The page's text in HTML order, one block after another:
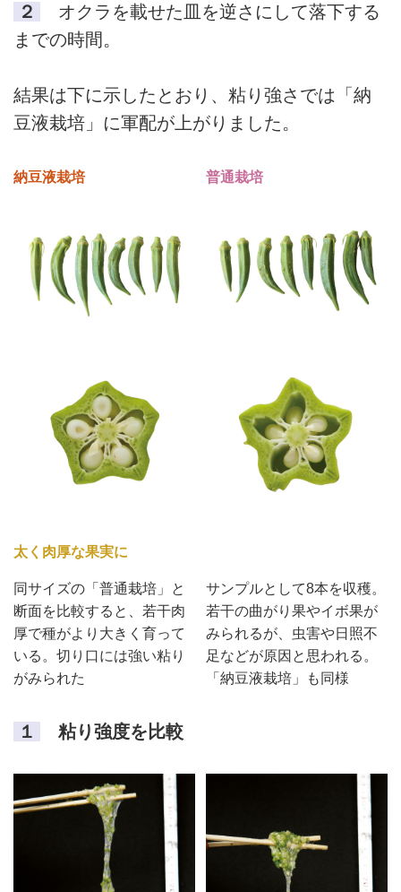
２
オクラを載せた皿を逆さにして落下する
までの時間。
結果は下に示したとおり、粘り強さでは「納
豆液栽培」に軍配が上がりました。
納豆液栽培 普通栽培
太く肉厚な果実に
同サイズの「普通栽培」と
断面を比較すると、若干肉
厚で種がより大きく育って
いる。切り口には強い粘り
がみられた
サンプルとして8本を収穫。
若干の曲がり果やイボ果が
みられるが、虫害や日照不
足などが原因と思われる。
「納豆液栽培」も同様
１ 粘り強度を比較